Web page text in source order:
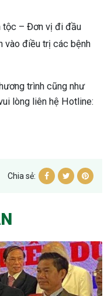
tộc – Đơn vị đi đầu
vào điều trị các bệnh
trình cũng như
lòng liên hệ Hotline:
Chia sẻ: